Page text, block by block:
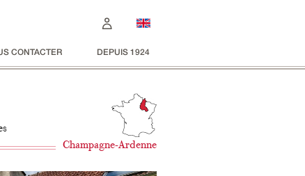
CONTACTER DEPUIS 1924
Champagne-Ardenne